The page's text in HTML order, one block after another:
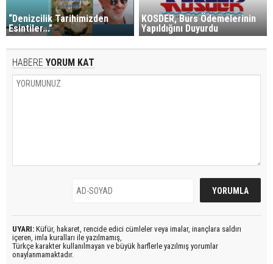
“Denizcilik Tarihimizden
Esintiler...”
KOSDER, Burs Ödemelerinin
Yapıldığını Duyurdu
HABERE YORUM KAT
UYARI: Küfür, hakaret, rencide edici cümleler veya imalar, inançlara saldırı
içeren, imla kuralları ile yazılmamış,
Türkçe karakter kullanılmayan ve büyük harflerle yazılmış yorumlar
onaylanmamaktadır.